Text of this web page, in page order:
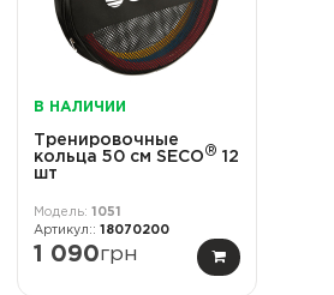
В НАЛИЧИИ
Тренировочные
кольца 50 см SECO® 12
шт
1051
18070200
1 090грн